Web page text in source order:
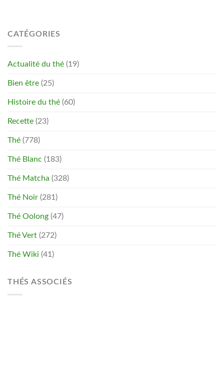
CATÉGORIES
Actualité du thé (19)
Bien être (25)
Histoire du thé (60)
Recette (23)
Thé (778)
Thé Blanc (183)
Thé Matcha (328)
Thé Noir (281)
Thé Oolong (47)
Thé Vert (272)
Thé Wiki (41)
THÉS ASSOCIÉS